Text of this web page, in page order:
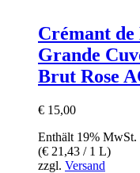
Crémant
Grande
Brut Rose
€ 15,00
Enthält 19% MwSt.
(€ 21,43 / 1 L)
zzgl. Versand